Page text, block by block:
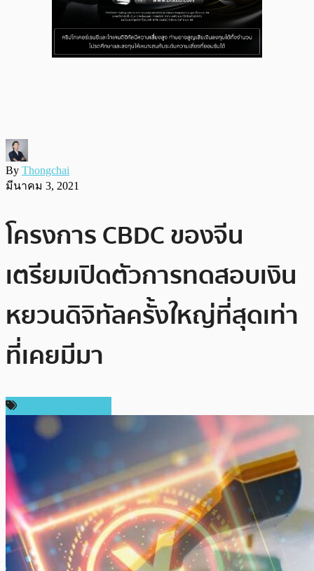
By Thongchai
มีนาคม 3, 2021
โครงการ CBDC ของจีน
เตรียมเปิดตัวการทดสอบเงิน
หยวนดิจิทัลครั้งใหญ่ที่สุดเท่า
ที่เคยมีมา